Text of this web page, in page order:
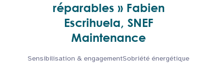
réparables » Fabien
Escrihuela, SNEF
Maintenance
Sensibilisation & engagementSobriété énergétique